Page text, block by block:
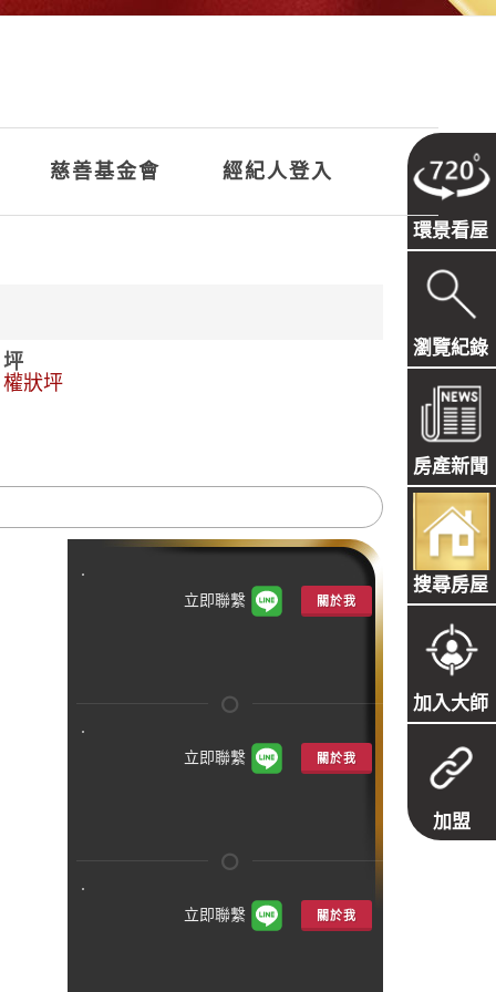
慈善基金會 經紀人登入
環景看屋
瀏覽紀錄
房產新聞
搜尋房屋
加入大師
加盟
坪
權狀坪
關於我
立即聯繫
關於我
立即聯繫
關於我
立即聯繫